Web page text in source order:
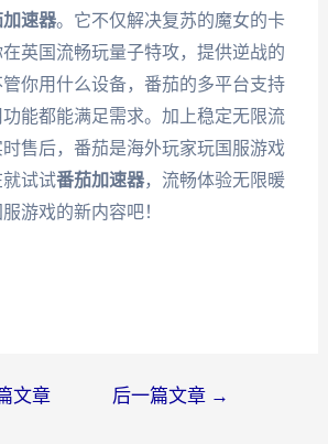
速器。它不仅解决复苏的魔女的卡
英国流畅玩量子特攻，提供逆战的
你用什么设备，番茄的多平台支持
能都能满足需求。加上稳定无限流
售后，番茄是海外玩家玩国服游戏
试试番茄加速器，流畅体验无限暖
游戏的新内容吧！
文章 后一篇文章 →